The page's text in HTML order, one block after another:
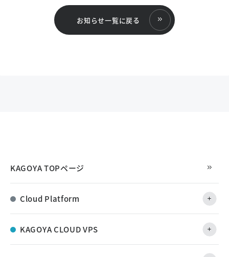
お知らせ一覧に戻る
KAGOYA TOPページ
Cloud Platform
KAGOYA CLOUD VPS